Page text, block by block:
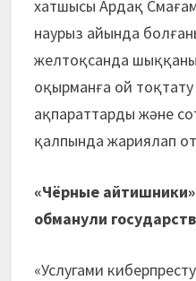
хатшысы Ардақ
наурыз айында
желтоқсанда
оқырманға ой
ақпараттарды және
қалпында жариялап
«Чёрные
обманули
«Услугами